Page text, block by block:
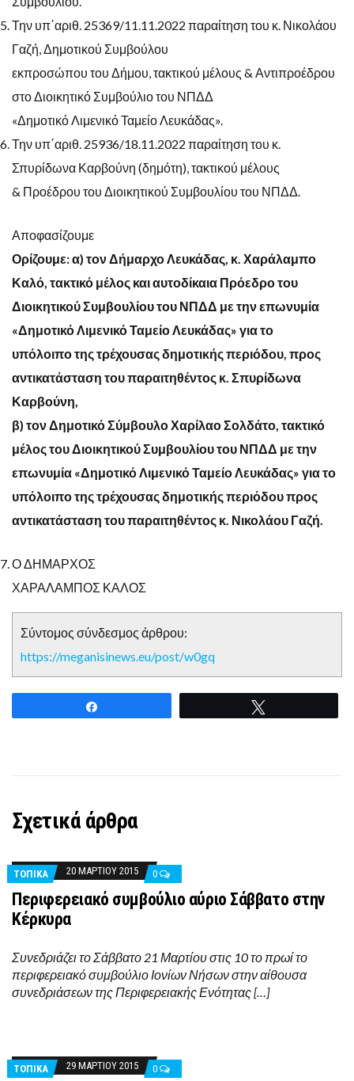
Την υπ΄αριθ. 25369/11.11.2022 παραίτηση του κ. Νικολάου
Γαζή, Δημοτικού Συμβούλου
εκπροσώπου του Δήμου, τακτικού μέλους & Αντιπροέδρου
στο Διοικητικό Συμβούλιο του ΝΠΔΔ
«Δημοτικό Λιμενικό Ταμείο Λευκάδας».
Την υπ΄αριθ. 25936/18.11.2022 παραίτηση του κ.
Σπυρίδωνα Καρβούνη (δημότη), τακτικού μέλους
& Προέδρου του Διοικητικού Συμβουλίου του ΝΠΔΔ.
Αποφασίζουμε
Ορίζουμε: α) τον Δήμαρχο Λευκάδας, κ. Χαράλαμπο
Καλό, τακτικό μέλος και αυτοδίκαια Πρόεδρο του
Διοικητικού Συμβουλίου του ΝΠΔΔ με την επωνυμία
«Δημοτικό Λιμενικό Ταμείο Λευκάδας» για το
υπόλοιπο της τρέχουσας δημοτικής περιόδου, προς
αντικατάσταση του παραιτηθέντος κ. Σπυρίδωνα
Καρβούνη,
β) τον Δημοτικό Σύμβουλο Χαρίλαο Σολδάτο, τακτικό
μέλος του Διοικητικού Συμβουλίου του ΝΠΔΔ με την
επωνυμία «Δημοτικό Λιμενικό Ταμείο Λευκάδας» για το
υπόλοιπο της τρέχουσας δημοτικής περιόδου προς
αντικατάσταση του παραιτηθέντος κ. Νικολάου Γαζή.
Ο ΔΗΜΑΡΧΟΣ
ΧΑΡΑΛΑΜΠΟΣ ΚΑΛΟΣ
Σύντομος σύνδεσμος άρθρου:
https://meganisinews.eu/post/w0gq
Σχετικά άρθρα
ΤΟΠΙΚΑ 20 ΜΑΡΤΊΟΥ 2015 0
Περιφερειακό συμβούλιο αύριο Σάββατο στην
Κέρκυρα
Συνεδριάζει το Σάββατο 21 Μαρτίου στις 10 το πρωί το
περιφερειακό συμβούλιο Ιονίων Νήσων στην αίθουσα
συνεδριάσεων της Περιφερειακής Ενότητας […]
ΤΟΠΙΚΑ 29 ΜΑΡΤΊΟΥ 2015 0